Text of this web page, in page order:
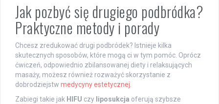
Jak pozbyć się drugiego podbródka?
Praktyczne metody i porady
Chcesz zredukować drugi podbródek? Istnieje kilka
skutecznych sposobów, które mogą ci w tym pomóc. Oprócz
ćwiczeń, odpowiednio zbilansowanej diety i relaksujących
masaży, możesz również rozważyć skorzystanie z
dobrodziejstw medycyny estetycznej.
Zabiegi takie jak HIFU czy liposukcja oferują szybsze